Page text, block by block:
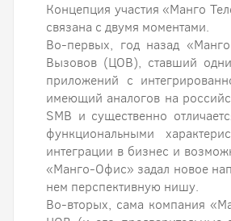
Концепция участия «Манго
связана с двумя моментами.
Во-первых, год назад
Вызовов (ЦОВ), ставший
приложений с
имеющий аналогов на
SMB и существенно
функциональными
интеграции в бизнес и
«Манго-Офис» задал новое
нем перспективную нишу.
Во-вторых, сама компания